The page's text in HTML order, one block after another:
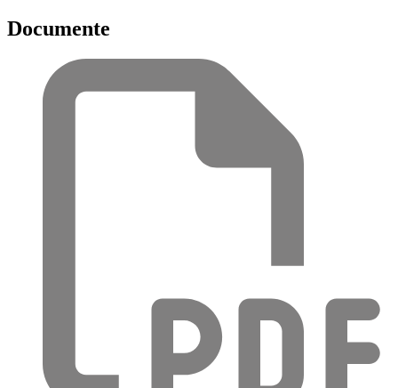
Documente